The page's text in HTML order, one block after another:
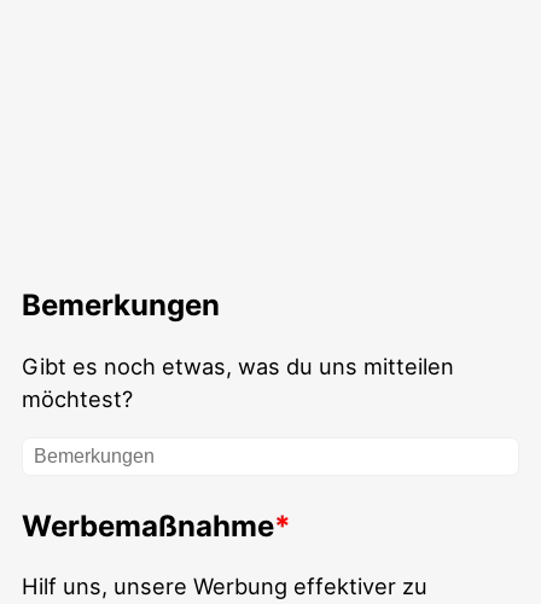
Bemerkungen
Gibt es noch etwas, was du uns mitteilen
möchtest?
Werbemaßnahme
Hilf uns, unsere Werbung effektiver zu